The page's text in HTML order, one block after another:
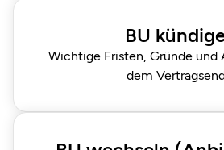
BU
Wichtige Fristen, Gründe und
dem